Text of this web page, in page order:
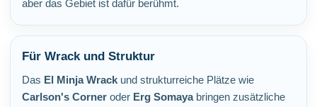
aber das Gebiet ist dafür berühmt.
Für Wrack und Struktur
Das El Minja Wrack und strukturreiche Plätze wie
Carlson's Corner oder Erg Somayabringen zusätzliche